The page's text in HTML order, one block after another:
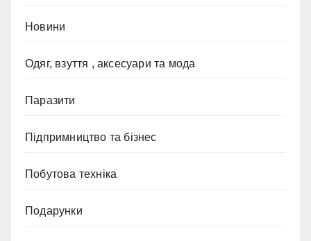
Новини
Одяг, взуття , аксесуари та мода
Паразити
Підпримництво та бізнес
Побутова техніка
Подарунки